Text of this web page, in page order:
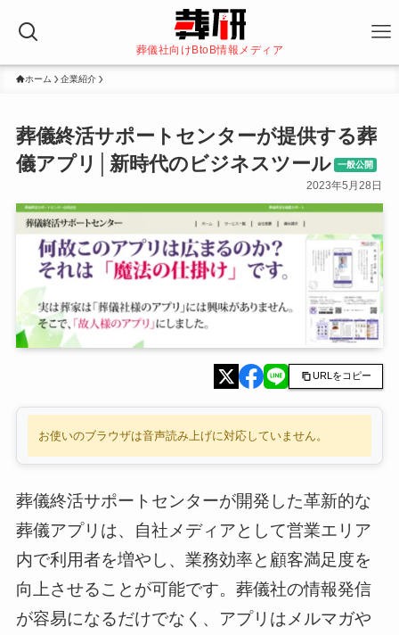
葬儀社向けBtoB情報メディア
ホーム 企業紹介
葬儀終活サポートセンターが提供する葬
儀アプリ│新時代のビジネスツール
一般公開
2023年5月28日
URLをコピー
お使いのブラウザは音声読み上げに対応していません。
葬儀終活サポートセンターが開発した革新的な
葬儀アプリは、自社メディアとして営業エリア
内で利用者を増やし、業務効率と顧客満足度を
向上させることが可能です。葬儀社の情報発信
が容易になるだけでなく、アプリはメルマガや